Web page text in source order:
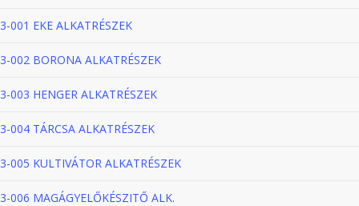
3-001 EKE ALKATRÉSZEK
3-002 BORONA ALKATRÉSZEK
3-003 HENGER ALKATRÉSZEK
3-004 TÁRCSA ALKATRÉSZEK
3-005 KULTIVÁTOR ALKATRÉSZEK
3-006 MAGÁGYELŐKÉSZITŐ ALK.